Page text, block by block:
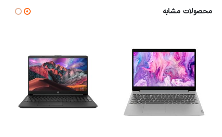
محصولات مشابه